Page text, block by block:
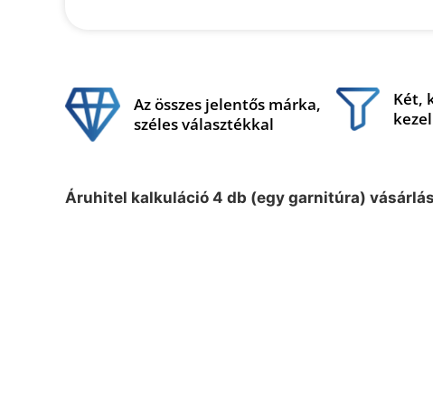
Az összes jelentős márka,
széles választékkal
Két,
Áruhitel kalkuláció 4 db (egy garnitúra)